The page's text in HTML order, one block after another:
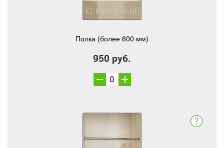
Полка (более 600 мм)
950 руб.